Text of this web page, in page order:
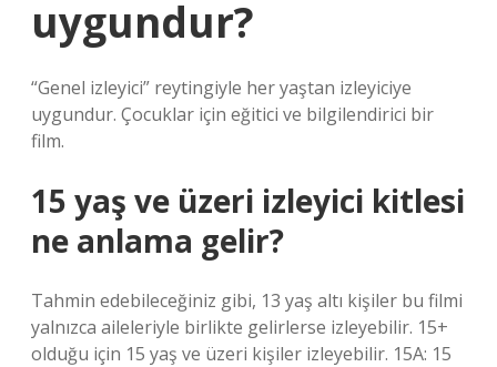
uygundur?
“Genel izleyici” reytingiyle her yaştan izleyiciye
uygundur. Çocuklar için eğitici ve bilgilendirici bir
film.
15 yaş ve üzeri izleyici kitlesi
ne anlama gelir?
Tahmin edebileceğiniz gibi, 13 yaş altı kişiler bu filmi
yalnızca aileleriyle birlikte gelirlerse izleyebilir. 15+
olduğu için 15 yaş ve üzeri kişiler izleyebilir. 15A: 15